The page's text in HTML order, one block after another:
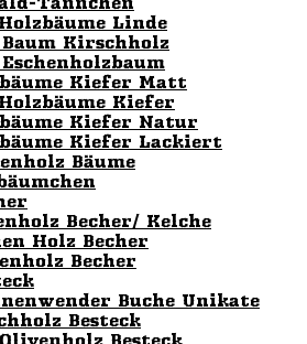
Linde
Kirschholz
Kiefer Matt
Kiefer
Kiefer Natur
Kiefer Lackiert
Bäume
Becher/ Kelche
Holz Becher
Becher
Buche Unikate
Besteck